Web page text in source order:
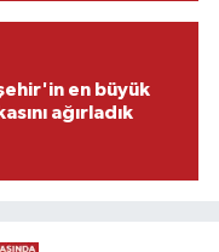
en büyük
ağırladık